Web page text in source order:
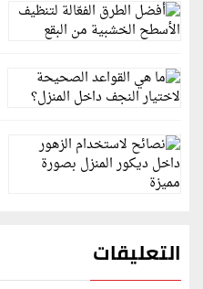
التعليقات